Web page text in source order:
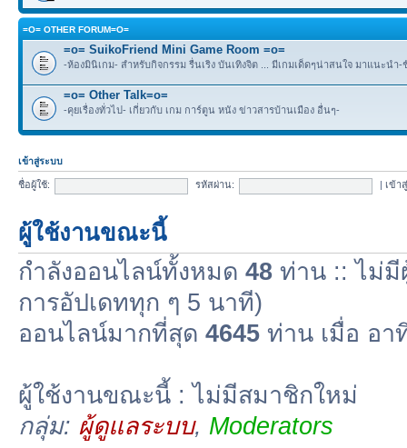
=O= OTHER FORUM=O=
=o= SuikoFriend Mini Game Room =o=
-ห้องมินิเกม- สำหรับกิจกรรม รื่นเริง บันเทิงจิต ... มีเกมเด็ดๆน่าสนใจ มาแนะนำ
=o= Other Talk=o=
-คุยเรื่องทั่วไป- เกี่ยวกับ เกม การ์ตูน หนัง ข่าวสารบ้านเมือง อื่นๆ-
เข้าสู่ระบบ
ชื่อผู้ใช้: รหัสผ่าน: เข้า
ผู้ใช้งานขณะนี้
กำลังออนไลน์ทั้งหมด 48 ท่าน :: ไม่มี
การอัปเดททุก ๆ 5 นาที)
ออนไลน์มากที่สุด 4645 ท่าน เมื่อ อา
ผู้ใช้งานขณะนี้ : ไม่มีสมาชิกใหม่
กลุ่ม: ผู้ดูแลระบบ, Moderators